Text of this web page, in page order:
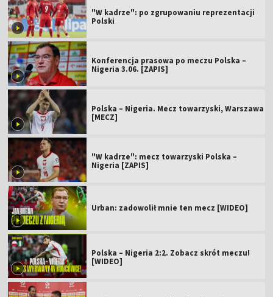
"W kadrze": po zgrupowaniu reprezentacji
Polski
Konferencja prasowa po meczu Polska –
Nigeria 3.06. [ZAPIS]
Polska – Nigeria. Mecz towarzyski, Warszawa
[MECZ]
"W kadrze": mecz towarzyski Polska –
Nigeria [ZAPIS]
Urban: zadowolił mnie ten mecz [WIDEO]
Polska – Nigeria 2:2. Zobacz skrót meczu!
[WIDEO]